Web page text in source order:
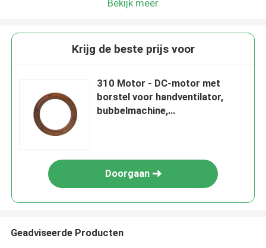
Bekijk meer
Krijg de beste prijs voor
310 Motor - DC-motor met
borstel voor handventilator,
bubbelmachine,
Doorgaan
Geadviseerde Producten